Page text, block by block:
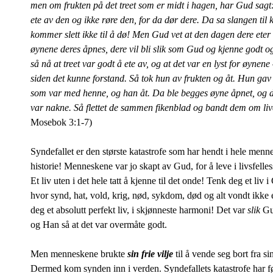
men om frukten på det treet som er midt i hagen, har Gud
ete av den og ikke røre den, for da dør dere. Da sa slangen til
kommer slett ikke til å dø! Men Gud vet at den dagen dere
øynene deres åpnes, dere vil bli slik som Gud og kjenne godt
så nå at treet var godt å ete av, og at det var en lyst for øynene
siden det kunne forstand. Så tok hun av frukten og åt. Hun
som var med henne, og han åt. Da ble begges øyne åpnet, og
var nakne. Så flettet de sammen fikenblad og bandt dem om
Mosebok 3:1-7)
Syndefallet er den største katastrofe som har hendt i hele
historie! Menneskene var jo skapt av Gud, for å leve i
Et liv uten i det hele tatt å kjenne til det onde! Tenk deg et liv i
hvor synd, hat, vold, krig, nød, sykdom, død og alt vondt ikke
deg et absolutt perfekt liv, i skjønneste harmoni! Det varslik
og Han så at det var overmåte godt.
Men menneskene brukte sin frie vilje til å vende seg bort fra
Dermed kom synden inn i verden. Syndefallets katastrofe har